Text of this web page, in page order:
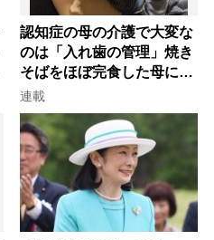
認知症の母の介護で大変な
のは「入れ歯の管理」焼き
そばをほぼ完食した母に息
子が血の気が引いた理由
連載